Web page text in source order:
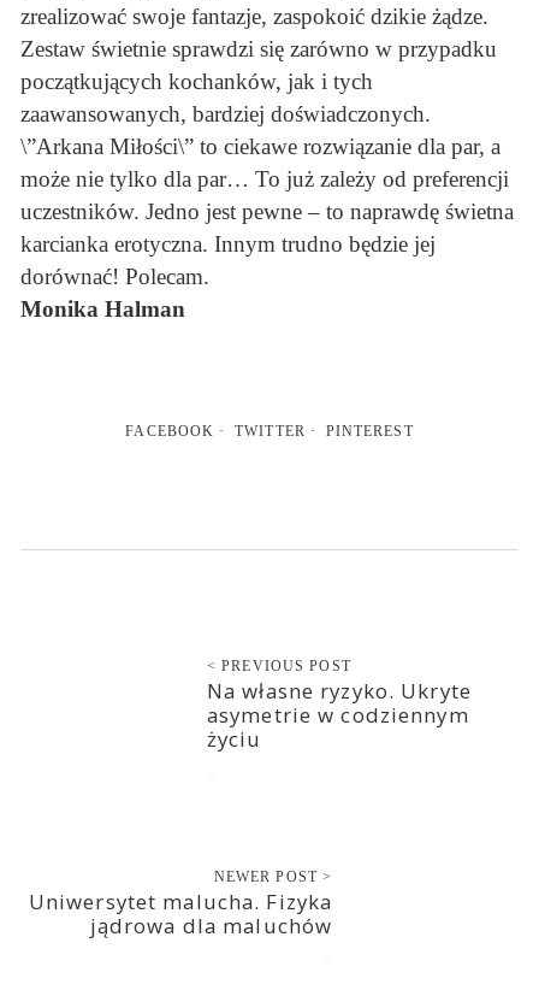
zrealizować swoje fantazje, zaspokoić dzikie żądze.
Zestaw świetnie sprawdzi się zarówno w przypadku
początkujących kochanków, jak i tych
zaawansowanych, bardziej doświadczonych.
\”Arkana Miłości\” to ciekawe rozwiązanie dla par, a
może nie tylko dla par… To już zależy od preferencji
uczestników. Jedno jest pewne – to naprawdę świetna
karcianka erotyczna. Innym trudno będzie jej
dorównać! Polecam.
Monika Halman
FACEBOOK TWITTER PINTEREST
< PREVIOUS POST
Na własne ryzyko. Ukryte
asymetrie w codziennym
życiu
NEWER POST >
Uniwersytet malucha. Fizyka
jądrowa dla maluchów